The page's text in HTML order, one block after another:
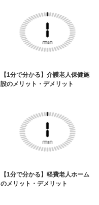
【1分で分かる】介護老人保健施
設のメリット・デメリット
【1分で分かる】軽費老人ホーム
のメリット・デメリット